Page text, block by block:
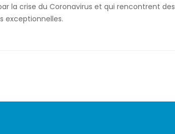
la crise du Coronavirus et qui rencontrent des
exceptionnelles.